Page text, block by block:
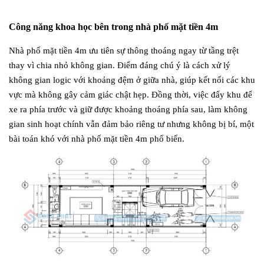
Công năng khoa học bên trong nhà phố mặt tiền 4m
Nhà phố mặt tiền 4m ưu tiên sự thông thoáng ngay từ tầng trệt
thay vì chia nhỏ không gian. Điểm đáng chú ý là cách xử lý
không gian logic với khoảng đệm ở giữa nhà, giúp kết nối các khu
vực mà không gây cảm giác chật hẹp. Đồng thời, việc đẩy khu để
xe ra phía trước và giữ được khoảng thoáng phía sau, làm không
gian sinh hoạt chính vẫn đảm bảo riêng tư nhưng không bị bí, một
bài toán khó với nhà phố mặt tiền 4m phổ biến.